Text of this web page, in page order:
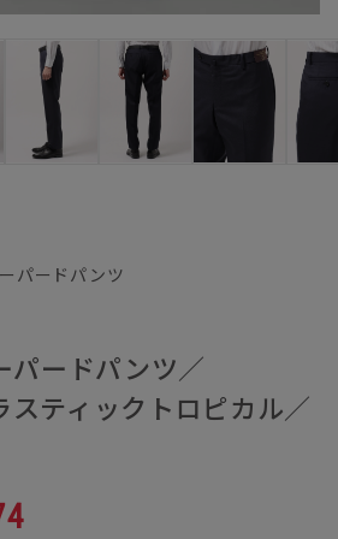
パードパンツ
パードパンツ／
スティックトロピカル／